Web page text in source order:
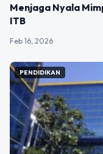
Menjaga Nyala
ITB
Feb 16, 2026
PENDIDIKAN